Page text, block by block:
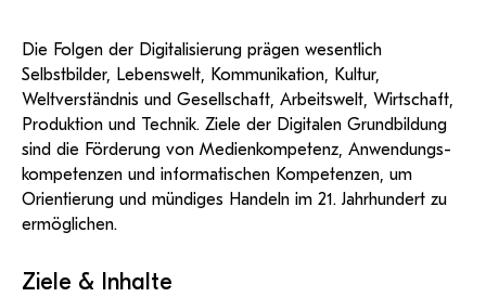
Die Folgen der Digitalisierung prägen wesentlich
Selbstbilder, Lebenswelt, Kommunikation, Kultur,
Weltverständnis und Gesellschaft, Arbeitswelt, Wirtschaft,
Produktion und Technik. Ziele der Digitalen Grundbildung
sind die Förderung von Medienkompetenz, Anwendungs-
kompetenzen und informatischen Kompetenzen, um
Orientierung und mündiges Handeln im 21. Jahrhundert zu
ermöglichen.
Ziele & Inhalte
Personal- & Organisationsentwicklung
kathrin.jarosik@ph-tirol.ac.at
PH-Online Profil
öffentlich-rechtlicher Qualität.
Support
Anleitung
Antragsformular
Konto
sicheren Versand großer
Dateien.
BA/MA Anträge,
Forschungsanträge, Formulare,
Support-Webadmin
Hilfe & Support
Bitte kontaktieren Sie unsere Mitarbeiter:innen nicht über
die persönliche Mailadresse, sondern über den oben
angegebenen Hilfebutton.
Ideen und Verbesserungen Campus